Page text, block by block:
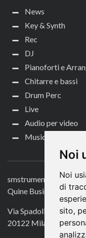
Noi
Noi
di
sito,
News
Key & Synth
Rec
DJ
Pianoforti e
Chitarre e bassi
Drum Perc
Live
Audio per video
Music Life
smstrumentimusicali.it
Quine Business
Via Spadolini 7
20122 Milano